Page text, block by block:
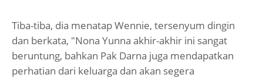
Tiba-tiba, dia menatap Wennie, tersenyum dingin
dan berkata, "Nona Yunna akhir-akhir ini sangat
beruntung, bahkan Pak Darna juga mendapatkan
perhatian dari keluarga dan akan segera